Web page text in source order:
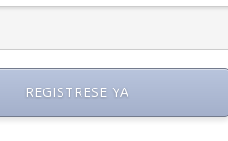
los datos de tus comentarios
REGISTRESE YA